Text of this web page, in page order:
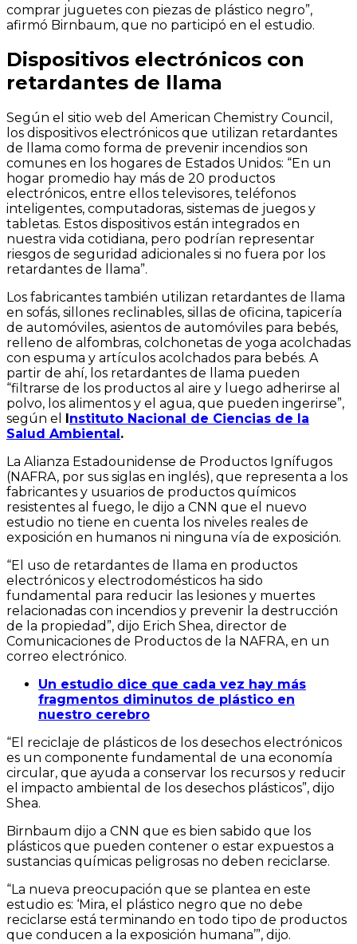
comprar juguetes con piezas de plástico negro”,
afirmó Birnbaum, que no participó en el estudio.
Dispositivos electrónicos con
retardantes de llama
Según el sitio web del American Chemistry Council,
los dispositivos electrónicos que utilizan retardantes
de llama como forma de prevenir incendios son
comunes en los hogares de Estados Unidos: “En un
hogar promedio hay más de 20 productos
electrónicos, entre ellos televisores, teléfonos
inteligentes, computadoras, sistemas de juegos y
tabletas. Estos dispositivos están integrados en
nuestra vida cotidiana, pero podrían representar
riesgos de seguridad adicionales si no fuera por los
retardantes de llama”.
Los fabricantes también utilizan retardantes de llama
en sofás, sillones reclinables, sillas de oficina, tapicería
de automóviles, asientos de automóviles para bebés,
relleno de alfombras, colchonetas de yoga acolchadas
con espuma y artículos acolchados para bebés. A
partir de ahí, los retardantes de llama pueden
“filtrarse de los productos al aire y luego adherirse al
polvo, los alimentos y el agua, que pueden ingerirse”,
según el
nstituto Nacional de Ciencias de la
Salud Ambiental .
La Alianza Estadounidense de Productos Ignífugos
(NAFRA, por sus siglas en inglés), que representa a los
fabricantes y usuarios de productos químicos
resistentes al fuego, le dijo a CNN que el nuevo
estudio no tiene en cuenta los niveles reales de
exposición en humanos ni ninguna vía de exposición.
“El uso de retardantes de llama en productos
electrónicos y electrodomésticos ha sido
fundamental para reducir las lesiones y muertes
relacionadas con incendios y prevenir la destrucción
de la propiedad”, dijo Erich Shea, director de
Comunicaciones de Productos de la NAFRA, en un
correo electrónico.
Un estudio dice que cada vez hay más
fragmentos diminutos de plástico en
nuestro cerebro
“El reciclaje de plásticos de los desechos electrónicos
es un componente fundamental de una economía
circular, que ayuda a conservar los recursos y reducir
el impacto ambiental de los desechos plásticos”, dijo
Shea.
Birnbaum dijo a CNN que es bien sabido que los
plásticos que pueden contener o estar expuestos a
sustancias químicas peligrosas no deben reciclarse.
“La nueva preocupación que se plantea en este
estudio es: ‘Mira, el plástico negro que no debe
reciclarse está terminando en todo tipo de productos
que conducen a la exposición humana’”, dijo.